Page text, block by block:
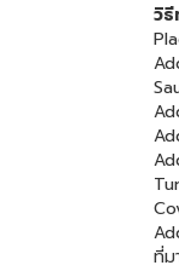
วิธี
ที่ม